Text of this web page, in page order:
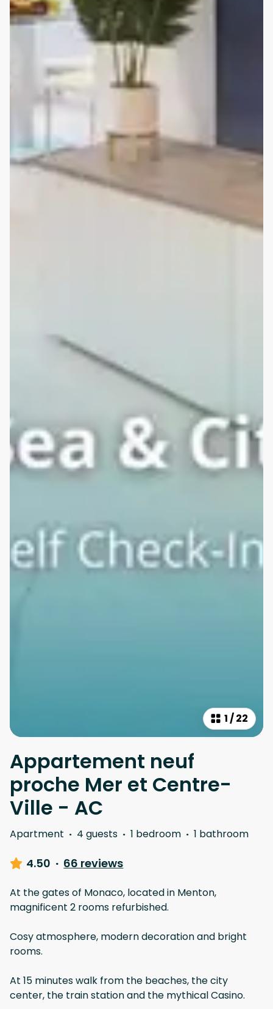
1 /22
Appartement neuf
proche Mer et Centre-
Ville - AC
Apartment · 4 guests · 1 bedroom · 1 bathroom
4.50 · 66 reviews
At the gates of Monaco, located in Menton,
magnificent 2 rooms refurbished.
Cosy atmosphere, modern decoration and bright
rooms.
At 15 minutes walk from the beaches, the city
center, the train station and the mythical Casino.